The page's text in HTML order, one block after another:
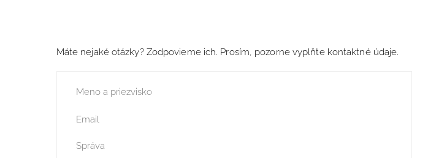
Máte nejaké otázky? Zodpovieme ich. Prosím, pozorne vyplňte kontaktné údaje.